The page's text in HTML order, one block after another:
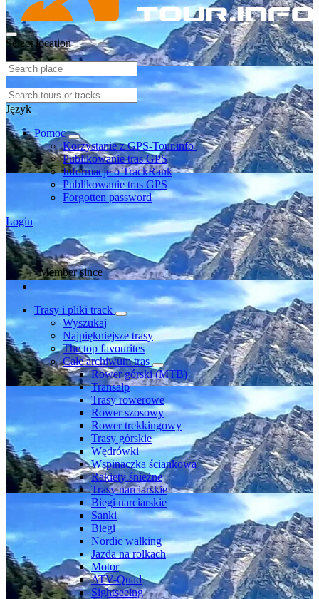
Select location
Język
Pomoc
Korzystanie z GPS-Tour.info
Publikowanie tras GPS
Informacje o TrackRank
Publikowanie tras GPS
Forgotten password
Login
Member since
Trasy i pliki track
Wyszukaj
Najpiękniejsze trasy
The top favourites
Całe archiwum tras
Rower górski (MTB)
Transalp
Trasy rowerowe
Rower szosowy
Rower trekkingowy
Trasy górskie
Wędrówki
Wspinaczka ściankowa
Rakiety śnieżne
Trasy narciarskie
Biegi narciarskie
Sanki
Biegi
Nordic walking
Jazda na rolkach
Motor
ATV-Quad
Sightseeing